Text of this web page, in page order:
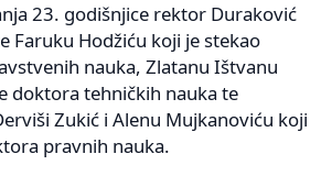
23. godišnjice rektor Duraković
Faruku Hodžiću koji je stekao
nauka, Zlatanu Ištvanu
doktora tehničkih nauka te
Zukić i Alenu Mujkanoviću koji
pravnih nauka.